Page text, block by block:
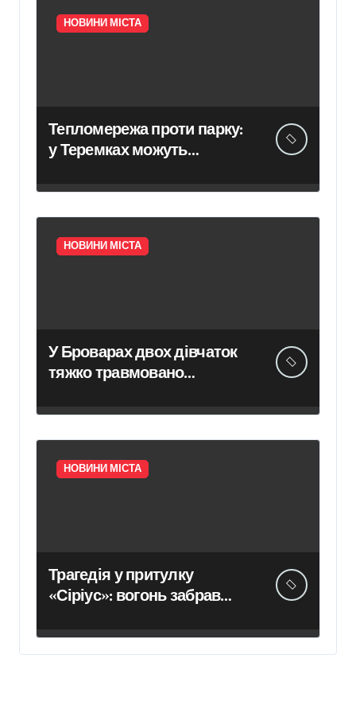
НОВИНИ МІСТА
Тепломережа проти парку:
у Теремках можуть
НОВИНИ МІСТА
У Броварах двох дівчаток
тяжко травмовано
НОВИНИ МІСТА
Трагедія у притулку
«Сіріус»: вогонь забрав